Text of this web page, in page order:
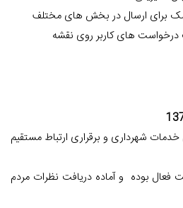
برای ارسال در بخش های مختلف
درخواست های کاربر روی نقشه
شهرداری و برقراری ارتباط مستقیم
به صورت 24 ساعت فعال بوده و آماده دریافت نظرات مردم